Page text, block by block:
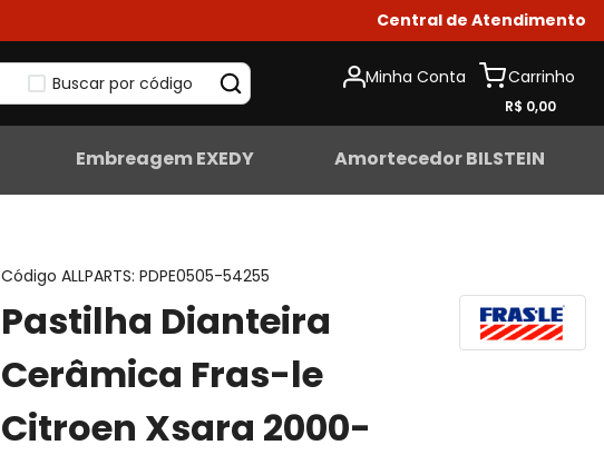
Central de Atendimento
Buscar por código Minha Conta
R$ 0,00
Embreagem EXEDY Amortecedor BILSTEIN
Código ALLPARTS:PDPE0505-54255
Pastilha Dianteira
Cerâmica Fras-le
Citroen Xsara 2000-